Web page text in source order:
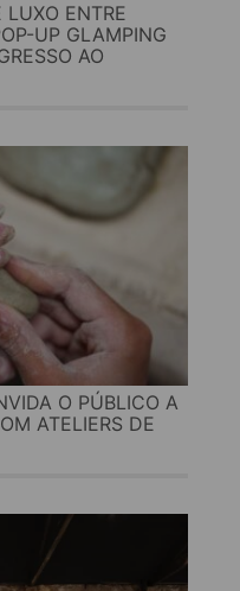
ENTRE
UP GLAMPING
AO
O PÚBLICO A
ATELIERS DE